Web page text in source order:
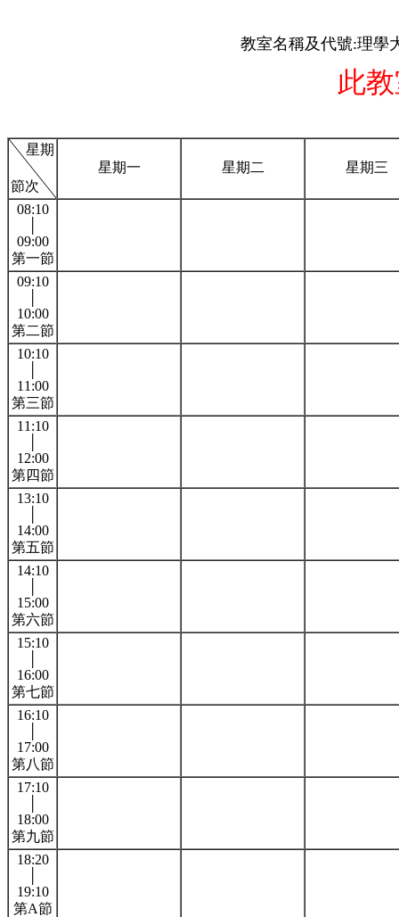
教室名稱及代號:理學
此
星期
節次
星期一 星期二 星期三
08:10
09:00
第一節
09:10
10:00
第二節
10:10
11:00
第三節
11:10
12:00
第四節
13:10
14:00
第五節
14:10
15:00
第六節
15:10
16:00
第七節
16:10
17:00
第八節
17:10
18:00
第九節
18:20
19:10
第A節